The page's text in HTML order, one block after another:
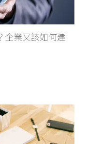
企業又該如何建